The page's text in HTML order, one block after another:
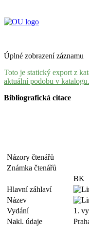
Úplné zobrazení záznamu
Toto je statický export z
aktuální podobu v katalogu.
Bibliografická citace
Názory čtenářů
Známka čtenářů
BK
Hlavní záhlaví
Název
Vydání
1.
Nakl. údaje